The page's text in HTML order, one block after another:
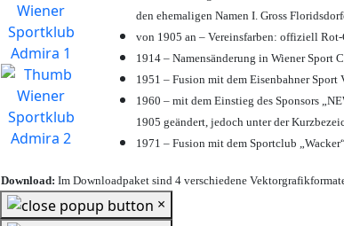
den ehemaligen Namen I. Gross
von 1905 an – Vereinsfarben: offiziell
1914 – Namensänderung in Wiener Sport
1951 – Fusion mit dem Eisenbahner
1960 – mit dem Einstieg des Sponsors
1905 geändert, jedoch unter der
1971 – Fusion mit dem Sportclub
Download: Im Downloadpaket sind 4 verschiedene
×